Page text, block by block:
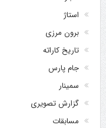
استاژ
برون مرزی
تاریخ کاراته
جام پارس
سمینار
گزارش تصویری
مسابقات